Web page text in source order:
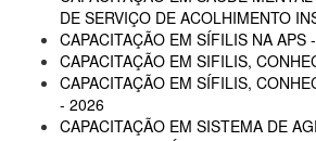
DE SERVIÇO DE ACOLHIMENTO
CAPACITAÇÃO EM SÍFILIS NA APS
CAPACITAÇÃO EM SIFILIS,
CAPACITAÇÃO EM SÍFILIS,
- 2026
CAPACITAÇÃO EM SISTEMA DE